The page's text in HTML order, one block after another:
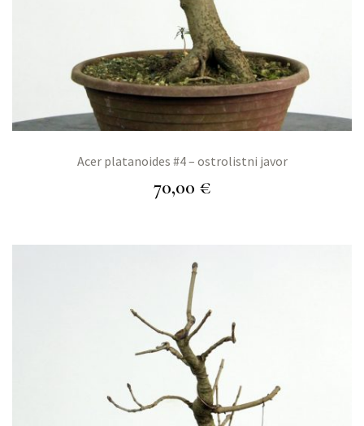
Acer platanoides #4 – ostrolistni javor
70,00 €